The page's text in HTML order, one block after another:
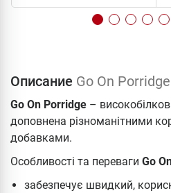
Описание Go On
Go On Porridge –
доповнена різноманітними
добавками.
Особливості та переваги Go
забезпечує швидкий,